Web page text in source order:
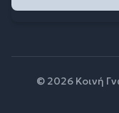
© 2026 Κοινή